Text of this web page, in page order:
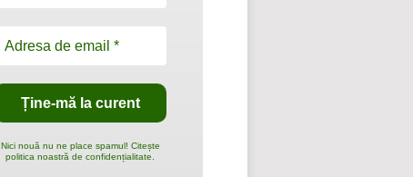
Nici nouă nu ne place spamul! Citește
politica noastră de confidențialitate.